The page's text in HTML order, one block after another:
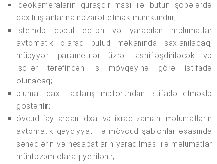
ideokameraların quraşdırılması ilə bütün şöbələrdə
daxili iş anlarına nəzarət etmək mümkündür;
istemdə qəbul edilən və yaradılan məlumatlar
avtomatik olaraq bulud məkanında saxlanılacaq,
müəyyən parametrlər üzrə təsnifləşdiriləcək və
işçilər tərəfindən iş mövqeyinə görə istifadə
olunacaq;
əlumat daxili axtarış motorundan istifadə etməklə
göstərilir;
övcud fayllardan idxal və ixrac zamanı məlumatların
avtomatik qeydiyyatı ilə mövcud şablonlar əsasında
sənədlərin və hesabatların yaradılması ilə məlumatlar
müntəzəm olaraq yenilənir;